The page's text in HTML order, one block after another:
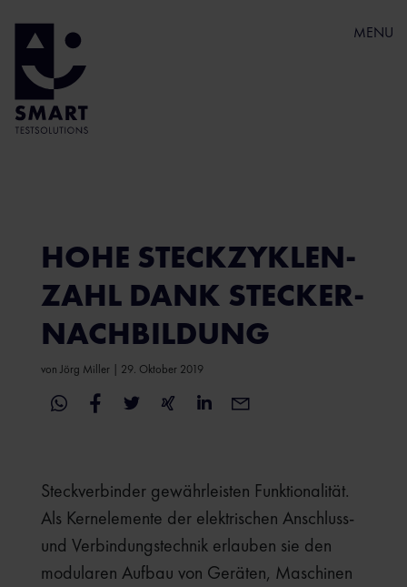
MENU
HOHE STECKZYKLEN-
ZAHL DANK STECKER-
NACHBILDUNG
von Jörg Miller | 29. Oktober 2019
Steckverbinder gewährleisten Funktionalität.
Als Kernelemente der elektrischen Anschluss-
und Verbindungstechnik erlauben sie den
modularen Aufbau von Geräten, Maschinen